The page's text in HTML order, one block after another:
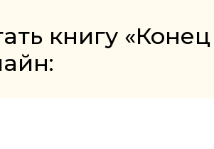
книгу